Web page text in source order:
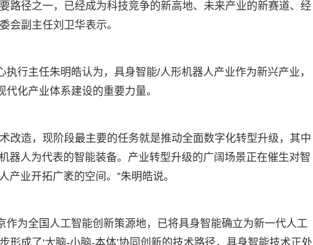
路径之一，已经成为科技竞争的新高地、未来产业的新赛道、经
会副主任刘卫华表示。
行主任朱明皓认为，具身智能/人形机器人产业作为新兴产业，
化产业体系建设的重要力量。
改造，现阶段最主要的任务就是推动全面数字化转型升级，其中
器人为代表的智能装备。产业转型升级的广阔场景正在催生对智
业开拓广袤的空间。”朱明皓说。
为全国人工智能创新策源地，已将具身智能确立为新一代人工
形成了‘大脑-小脑-本体’协同创新的技术路径，具身智能技术正处